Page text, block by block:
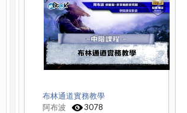
布林通道實務教學
阿布波
3078